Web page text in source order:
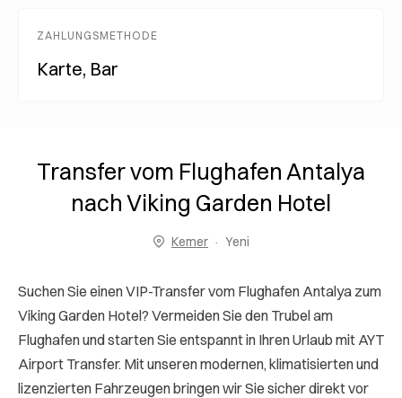
ZAHLUNGSMETHODE
Karte, Bar
Transfer vom Flughafen Antalya
nach Viking Garden Hotel
Kemer Yeni
Suchen Sie einen VIP-Transfer vom Flughafen Antalya zum
Viking Garden Hotel? Vermeiden Sie den Trubel am
Flughafen und starten Sie entspannt in Ihren Urlaub mit AYT
Airport Transfer. Mit unseren modernen, klimatisierten und
lizenzierten Fahrzeugen bringen wir Sie sicher direkt vor